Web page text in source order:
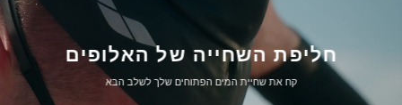
חליפת השחייה של האלופים
קח את שחיית המים הפתוחים שלך לשלב הבא